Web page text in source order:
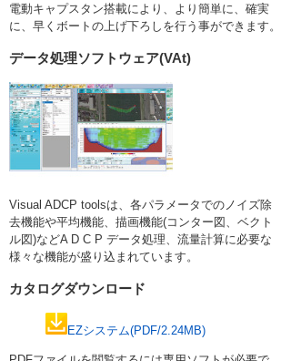
電動キャプスタン搭載により、より簡単に、確実
に、早くボートの上げ下ろしを行う事ができます。
データ処理ソフトウェア(VAt)
Visual ADCP toolsは、各パラメータでのノイズ除
去機能や平均機能、描画機能(コンター図、ベクト
ル図)などA D C P データ処理、流量計算に必要な
様々な機能が盛り込まれています。
カタログダウンロード
EZシステム(PDF/2.24MB)